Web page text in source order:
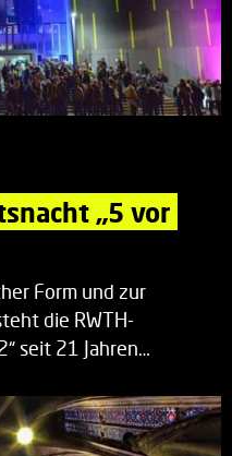
„5 vor
Form und zur
die RWTH-
seit 21 Jahren…